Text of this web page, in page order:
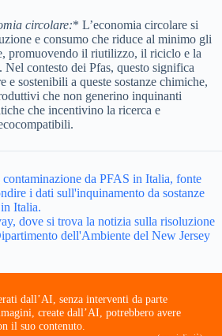
circolare:* L’economia circolare si
e consumo che riduce al minimo gli
promuovendo il riutilizzo, il riciclo e la
contesto dei Pfas, questo significa
e sostenibili a queste sostanze chimiche,
che non generino inquinanti
che incentivino la ricerca e
da PFAS in Italia, fonte
i dati sull'inquinamento da sostanze
Italia.
dove si trova la notizia sulla risoluzione
dell'Ambiente del New Jersey
dall’AI, senza interventi da parte
create dall’AI, potrebbero avere
il suo contenuto.